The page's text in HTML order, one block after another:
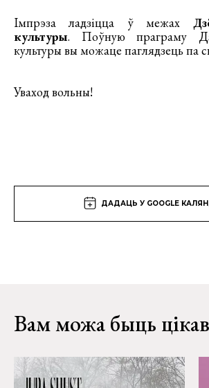
Імпрэза ладзіцца ў межах
культуры. Поўную праграму
культуры вы можаце паглядзець па
Уваход вольны!
ДАДАЦЬ У GOOGLE
Вам можа быць